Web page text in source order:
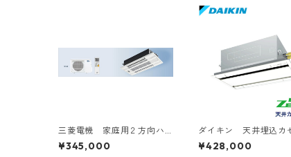
三菱電機 家庭用２方向ハ
ウジングエアコン 14～20
畳用
¥345,000
ダイキン 天井埋込カ
ト型2方向 2～6馬力
¥428,000